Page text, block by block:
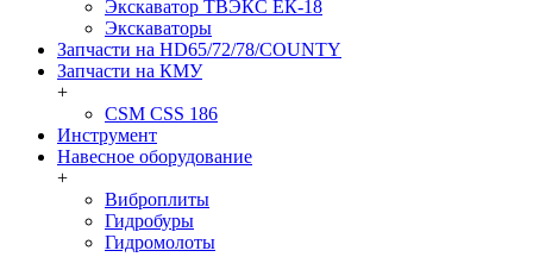
Экскаватор ТВЭКС ЕК-18
Экскаваторы
Запчасти на HD65/72/78/COUNTY
Запчасти на КМУ
+
CSM CSS 186
Инструмент
Навесное оборудование
+
Виброплиты
Гидробуры
Гидромолоты